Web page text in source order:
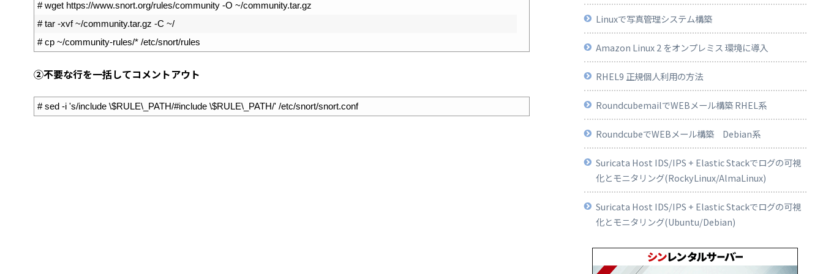
# wget https://www.snort.org/rules/community -O ~/community.tar.gz
# tar -xvf ~/community.tar.gz -C ~/
# cp ~/community-rules/* /etc/snort/rules
②不要な行を一括してコメントアウト
# sed -i 's/include \$RULE\_PATH/#include \$RULE\_PATH/' /etc/snort/snort.conf
Linuxで写真管理システム構築
Amazon Linux 2 をオンプレミス 環境に導入
RHEL9 正規個人利用の方法
RoundcubemailでWEBメール構築 RHEL系
RoundcubeでWEBメール構築 Debian系
Suricata Host IDS/IPS + Elastic Stackでログの可視
化とモニタリング(RockyLinux/AlmaLinux)
Suricata Host IDS/IPS + Elastic Stackでログの可視
化とモニタリング(Ubuntu/Debian)